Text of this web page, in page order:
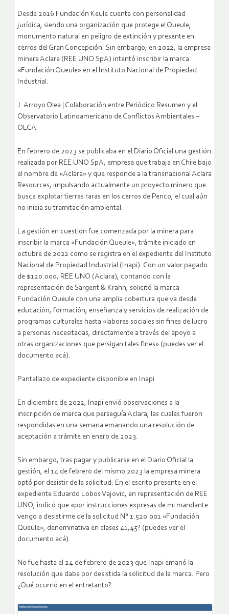
Desde 2016 Fundación Keule cuenta con personalidad
jurídica, siendo una organización que protege el Queule,
monumento natural en peligro de extinción y presente en
cerros del Gran Concepción. Sin embargo, en 2022, la empresa
minera Aclara (REE UNO SpA) intentó inscribir la marca
«Fundación Queule» en el Instituto Nacional de Propiedad
Industrial.
J. Arroyo Olea | Colaboración entre Periódico Resumen y el
Observatorio Latinoamericano de Conflictos Ambientales –
OLCA
En febrero de 2023 se publicaba en el Diario Oficial una gestión
realizada por REE UNO SpA, empresa que trabaja en Chile bajo
el nombre de «Aclara» y que responde a la transnacional Aclara
Resources, impulsando actualmente un proyecto minero que
busca explotar tierras raras en los cerros de Penco, el cual aún
no inicia su tramitación ambiental.
La gestión en cuestión fue comenzada por la minera para
inscribir la marca «Fundación Queule», trámite iniciado en
octubre de 2022 como se registra en el expediente del Instituto
Nacional de Propiedad Industrial (Inapi). Con un valor pagado
de $120.000, REE UNO (Aclara), contando con la
representación de Sargent & Krahn, solicitó la marca
Fundación Queule con una amplia cobertura que va desde
educación, formación, enseñanza y servicios de realización de
programas culturales hasta «labores sociales sin fines de lucro
a personas necesitadas, directamente a través del apoyo a
otras organizaciones que persigan tales fines» (puedes ver el
documento acá).
Pantallazo de expediente disponible en Inapi
En diciembre de 2022, Inapi envió observaciones a la
inscripción de marca que perseguía Aclara, las cuales fueron
respondidas en una semana emanando una resolución de
aceptación a trámite en enero de 2023.
Sin embargo, tras pagar y publicarse en el Diario Oficial la
gestión, el 14 de febrero del mismo 2023 la empresa minera
optó por desistir de la solicitud. En el escrito presente en el
expediente Eduardo Lobos Vajovic, en representación de REE
UNO, indicó que «por instrucciones expresas de mi mandante
vengo a desistirme de la solicitud N° 1.520.001 «Fundación
Queule», denominativa en clases 41,45? (puedes ver el
documento acá).
No fue hasta el 24 de febrero de 2023 que Inapi emanó la
resolución que daba por desistida la solicitud de la marca. Pero
¿Qué ocurrió en el entretanto?